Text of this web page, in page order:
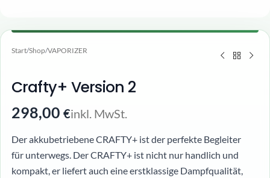
Start/Shop/VAPORIZER
Crafty+ Version 2
298,00 €inkl. MwSt.
Der akkubetriebene CRAFTY+ ist der perfekte Begleiter
für unterwegs. Der CRAFTY+ ist nicht nur handlich und
kompakt, er liefert auch eine erstklassige Dampfqualität,